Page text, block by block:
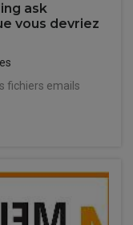
ask
vous devriez
fichiers emails